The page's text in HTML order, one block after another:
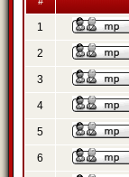
1
2
3
4
5
6